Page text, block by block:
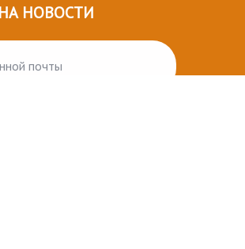
НОВОСТИ